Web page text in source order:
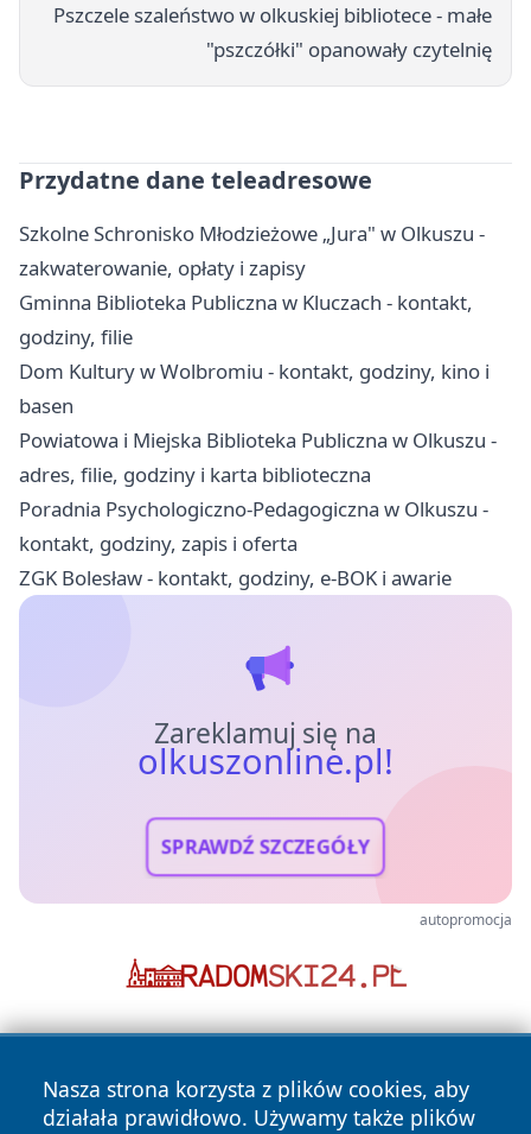
Pszczele szaleństwo w olkuskiej bibliotece - małe
"pszczółki" opanowały czytelnię
Przydatne dane teleadresowe
Szkolne Schronisko Młodzieżowe „Jura" w Olkuszu -
zakwaterowanie, opłaty i zapisy
Gminna Biblioteka Publiczna w Kluczach - kontakt,
godziny, filie
Dom Kultury w Wolbromiu - kontakt, godziny, kino i
basen
Powiatowa i Miejska Biblioteka Publiczna w Olkuszu -
adres, filie, godziny i karta biblioteczna
Poradnia Psychologiczno-Pedagogiczna w Olkuszu -
kontakt, godziny, zapis i oferta
ZGK Bolesław - kontakt, godziny, e-BOK i awarie
Zareklamuj się na
olkuszonline.pl!
SPRAWDŹ SZCZEGÓŁY
autopromocja
Nasza strona korzysta z plików cookies, aby
działała prawidłowo. Używamy także plików